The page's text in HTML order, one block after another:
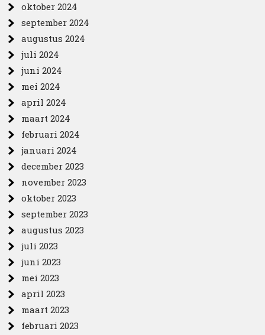
oktober 2024
september 2024
augustus 2024
juli 2024
juni 2024
mei 2024
april 2024
maart 2024
februari 2024
januari 2024
december 2023
november 2023
oktober 2023
september 2023
augustus 2023
juli 2023
juni 2023
mei 2023
april 2023
maart 2023
februari 2023